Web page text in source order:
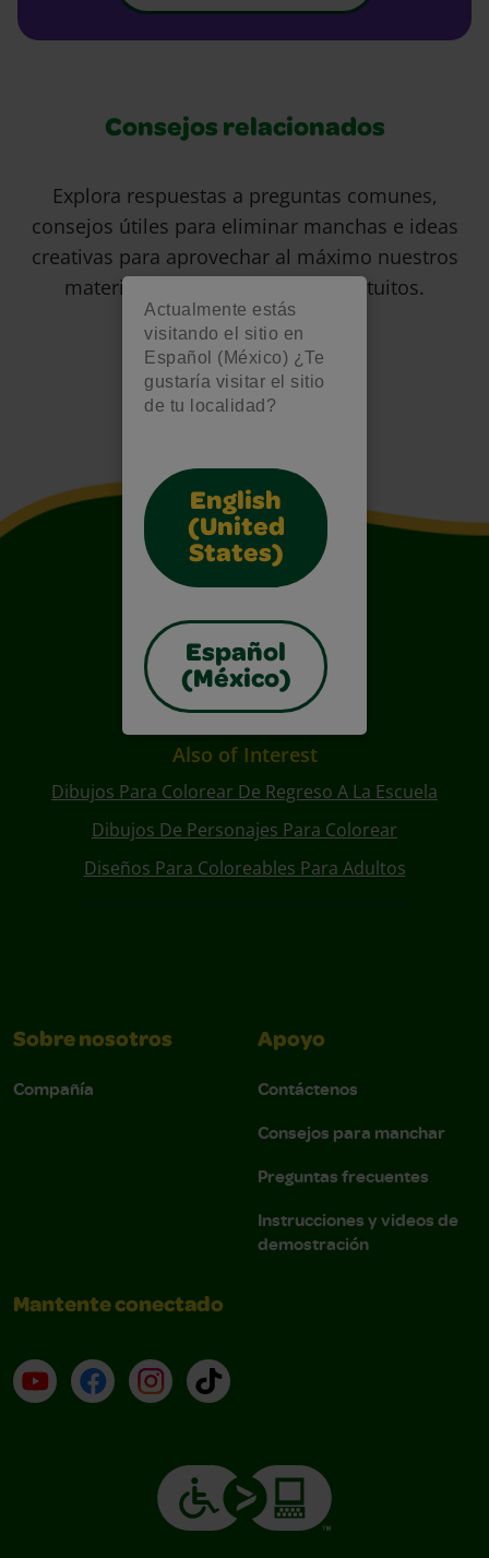
Actualmente estás
visitando el sitio en
Español (México) ¿Te
gustaría visitar el sitio
de tu localidad?
English
(United
States)
Español
(México)
Consejos relacionados
Explora respuestas a preguntas comunes,
consejos útiles para eliminar manchas e ideas
creativas para aprovechar al máximo nuestros
materiales de arte y recursos gratuitos.
Also of Interest
Dibujos Para Colorear De Regreso A La Escuela
Dibujos De Personajes Para Colorear
Diseños Para Coloreables Para Adultos
Sobre nosotros
Compañía
Apoyo
Contáctenos
Consejos para manchar
Preguntas frecuentes
Instrucciones y videos de
demostración
Mantente conectado
YouTube (en inglés)
Facebook (en inglés)
Instagram (en inglés)
TikTok